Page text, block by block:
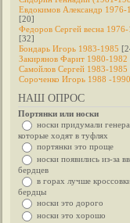
Евдокимов Александр 1976-
[20]
Федоров Cергей весна
[32]
Бондарь Игорь 1983-1985
Закирянов Фарит 1980-1982
Самойлов Сергей 1983-1985
Сороченко Игорь 1988 -1990
НАШ ОПРОС
Портянки или носки
носки придумали
которые ходят в туфлях
портянки это проще
носки появились из-за
бердцев
в горах лучше
бердцы
носки это дорого
носки это хорошо